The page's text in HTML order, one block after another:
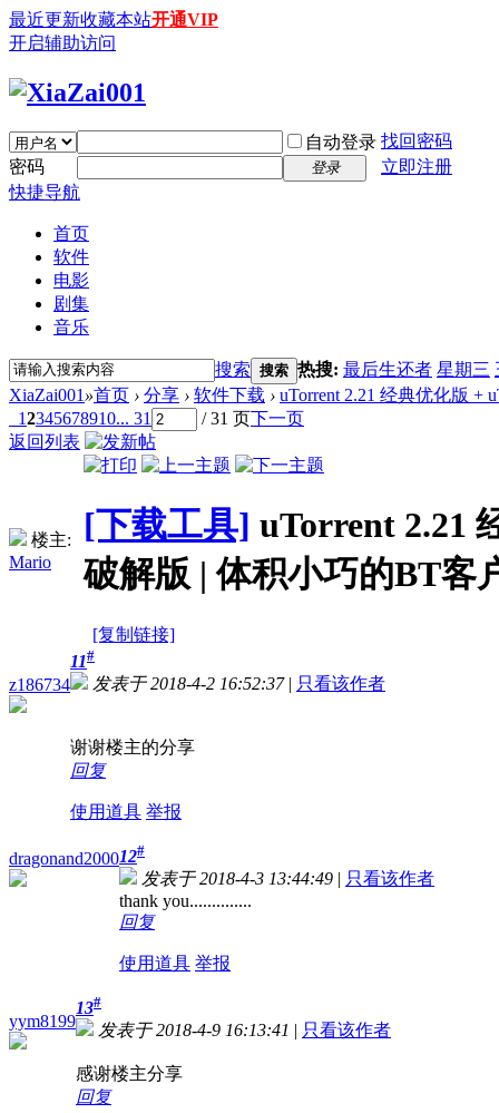
最近更新收藏本站开通VIP
开启辅助访问
自动登录 找回密码
密码
登录
立即注册
快捷导航
首页
软件
电影
剧集
音乐
搜索 搜索 热搜: 最后生还者 星期三
XiaZai001 »首页 › 分享 › 软件下载 › uTorrent 2.21 经典优化版 +
12345678910... 31 / 31 页下一页
返回列表
楼主:
Mario
[下载工具] uTorrent 2.21
破解版 | 体积小巧的BT客
[复制链接]
z186734
11#
发表于 2018-4-2 16:52:37 | 只看该作者
谢谢楼主的分享
回复
使用道具 举报
dragonand200012#
发表于 2018-4-3 13:44:49 | 只看该作者
thank you..............
回复
使用道具 举报
yym8199
13#
发表于 2018-4-9 16:13:41 | 只看该作者
感谢楼主分享
回复